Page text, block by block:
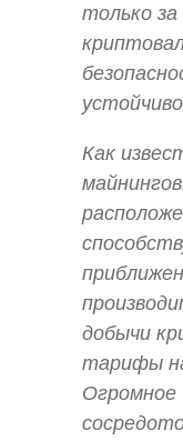
только
Как
добычи
тарифы
Огромное